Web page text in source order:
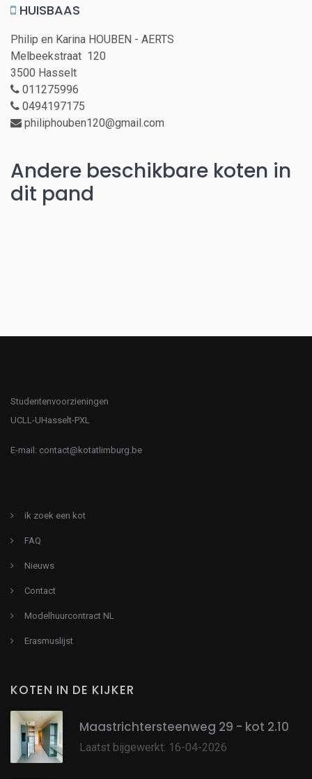
HUISBAAS
Philip en Karina HOUBEN - AERTS
Melbeekstraat 120
3500 Hasselt
011275996
0494197175
philiphouben120@gmail.com
Andere beschikbare koten in
dit pand
Studentenvoorzieningen
UCLL-UHasselt-PXL
E-mail: contact@kotatlimburg.be
ik zoek een kot
FAQ
Nieuws
Contact
Modelhuurcontract NL
Erasmuslijst
KOTEN IN DE KIJKER
Maastrichtersteenweg 29 - kot 2.10
Laatst bijgewerkt: 16-04-2026